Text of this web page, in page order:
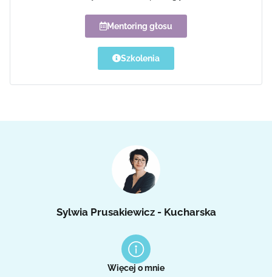
Mentoring głosu
Szkolenia
Sylwia Prusakiewicz - Kucharska
Więcej o mnie